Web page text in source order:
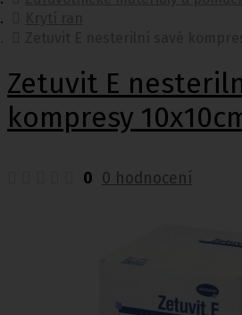
Zetuvit E
kompresy
0 0 hodnocení